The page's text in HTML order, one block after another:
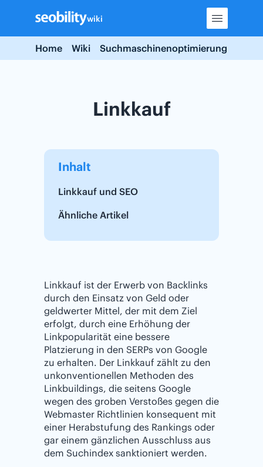
content
wiki
Home Wiki Suchmaschinenoptimierung
Linkkauf
Inhalt
Linkkauf und SEO
Ähnliche Artikel
Linkkauf ist der Erwerb von Backlinks
durch den Einsatz von Geld oder
geldwerter Mittel, der mit dem Ziel
erfolgt, durch eine Erhö￶hung der
Linkpopularität eine bessere
Platzierung in den SERPs von Google
zu erhalten. Der Linkkauf zählt zu den
unkonventionellen Methoden des
Linkbuildings, die seitens Google
wegen des groben Verstoßes gegen die
Webmaster Richtlinien konsequent mit
einer Herabstufung des Rankings oder
gar einem gänzlichen Ausschluss aus
dem Suchindex sanktioniert werden.